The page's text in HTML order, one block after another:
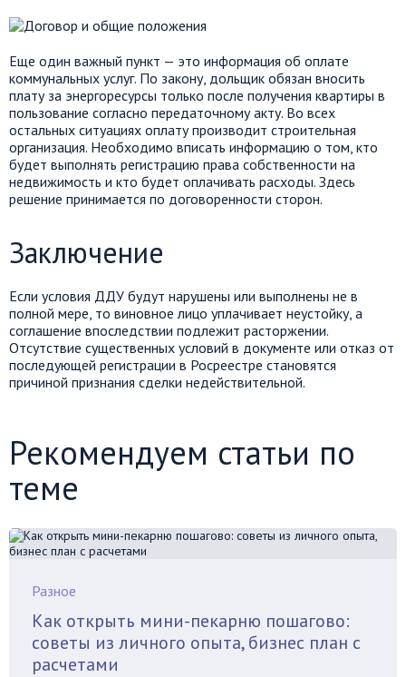
Еще один важный пункт — это информация об оплате
коммунальных услуг. По закону, дольщик обязан вносить
плату за энергоресурсы только после получения квартиры в
пользование согласно передаточному акту. Во всех
остальных ситуациях оплату производит строительная
организация. Необходимо вписать информацию о том, кто
будет выполнять регистрацию права собственности на
недвижимость и кто будет оплачивать расходы. Здесь
решение принимается по договоренности сторон.
Заключение
Если условия ДДУ будут нарушены или выполнены не в
полной мере, то виновное лицо уплачивает неустойку, а
соглашение впоследствии подлежит расторжении.
Отсутствие существенных условий в документе или отказ от
последующей регистрации в Росреестре становятся
причиной признания сделки недействительной.
Рекомендуем статьи по
теме
Разное
Как открыть мини-пекарню пошагово:
советы из личного опыта, бизнес план с
расчетами